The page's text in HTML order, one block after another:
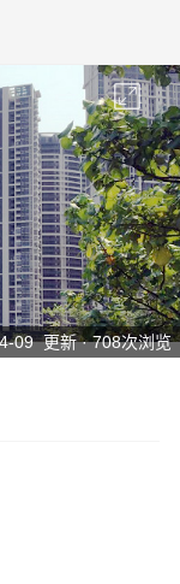
09 更新 · 708次浏览